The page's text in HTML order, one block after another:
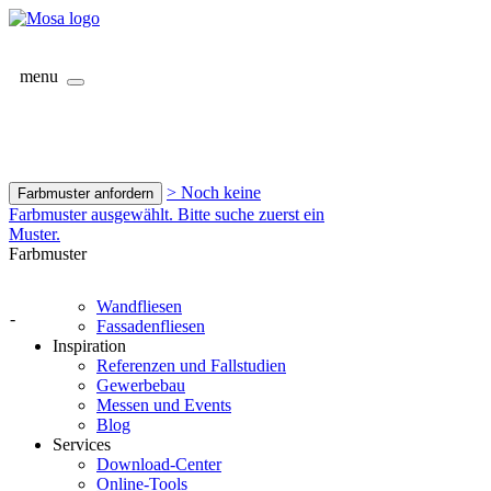
menu
Farbmuster anfordern
> Noch keine
Farbmuster ausgewählt. Bitte suche zuerst ein
Muster.
Farbmuster
-
Wandfliesen
Fassadenfliesen
Inspiration
Referenzen und Fallstudien
Gewerbebau
Messen und Events
Blog
Services
Download-Center
Online-Tools